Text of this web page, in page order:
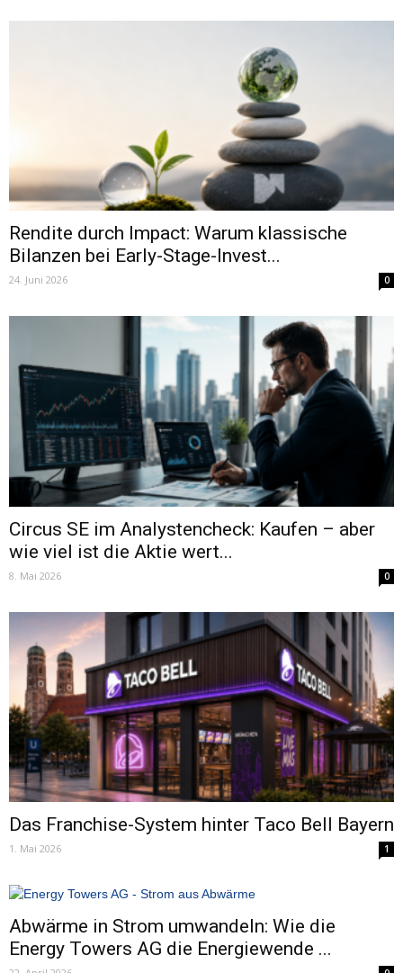
Rendite durch Impact: Warum klassische
Bilanzen bei Early-Stage-Invest...
24. Juni 2026 0
Circus SE im Analystencheck: Kaufen – aber
wie viel ist die Aktie wert...
8. Mai 2026 0
Das Franchise-System hinter Taco Bell Bayern
1. Mai 2026 1
Abwärme in Strom umwandeln: Wie die
Energy Towers AG die Energiewende ...